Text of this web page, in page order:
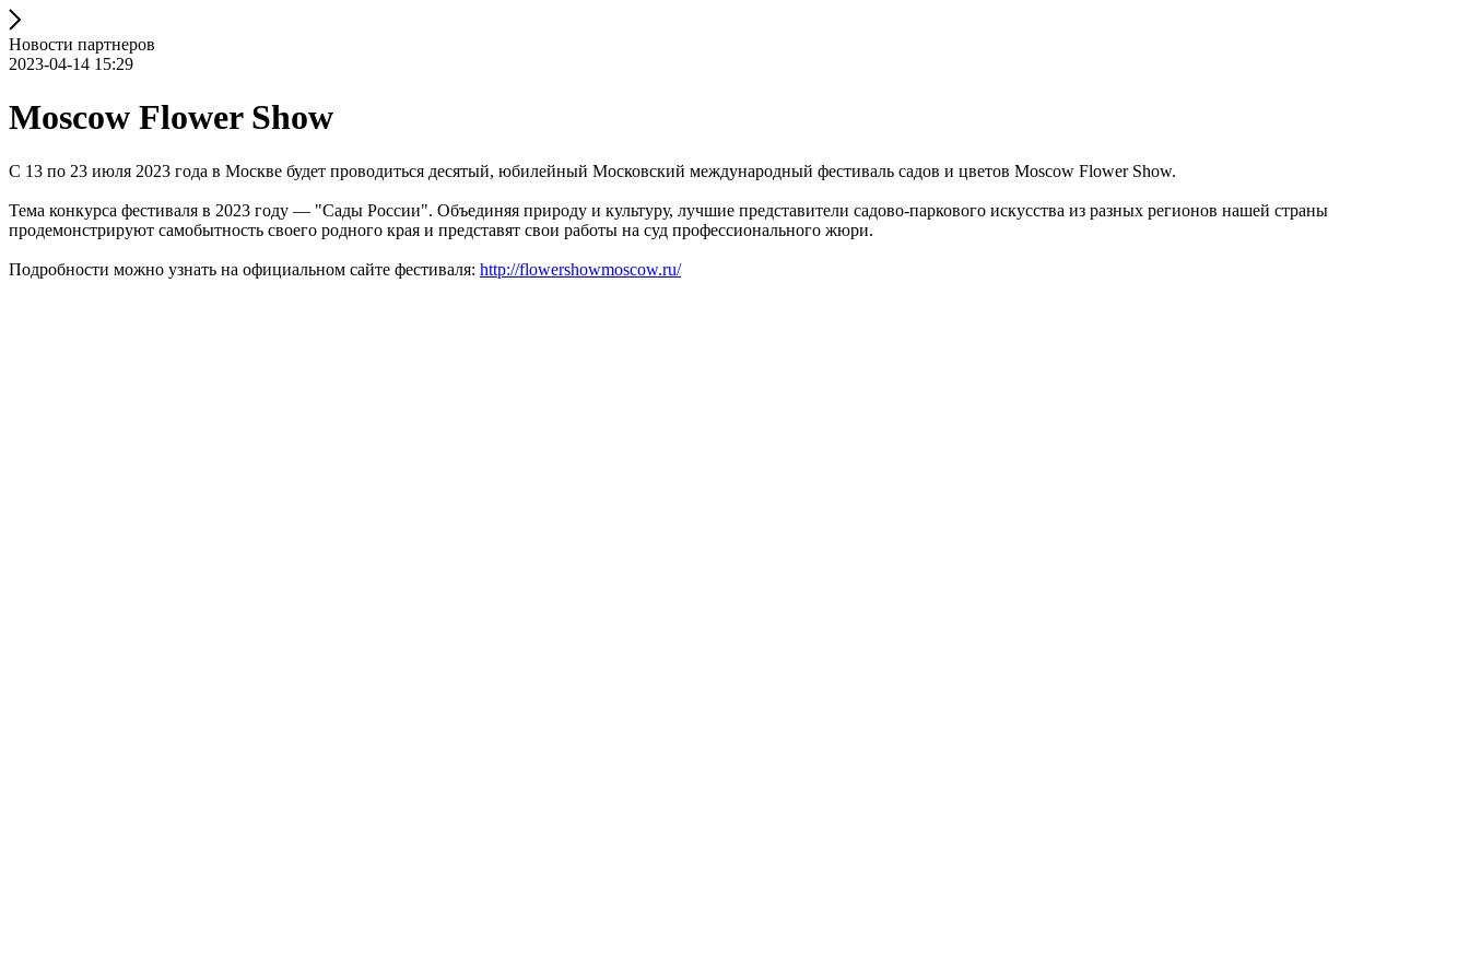
Новости партнеров
2023-04-14 15:29
Moscow Flower Show
С 13 по 23 июля 2023 года в Москве будет проводиться десятый, юбилейный Московский международный фестиваль садов и цветов Moscow Flower Show.
Тема конкурса фестиваля в 2023 году — "Сады России". Объединяя природу и культуру, лучшие представители садово-паркового искусства из разных регионов нашей страны
продемонстрируют самобытность своего родного края и представят свои работы на суд профессионального жюри.
Подробности можно узнать на официальном сайте фестиваля: http://flowershowmoscow.ru/